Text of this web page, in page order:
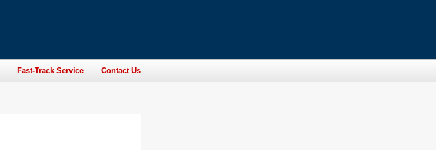
Fast-Track Service Contact Us